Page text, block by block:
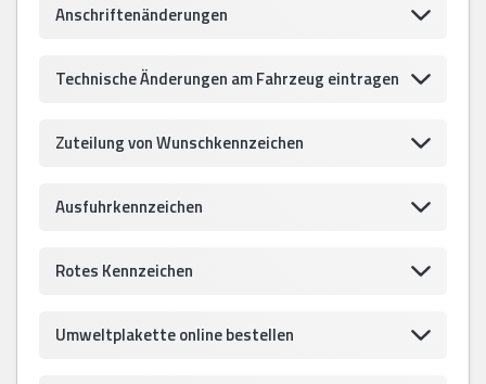
Anschriftenänderungen
Technische Änderungen am Fahrzeug eintragen
Zuteilung von Wunschkennzeichen
Ausfuhrkennzeichen
Rotes Kennzeichen
Umweltplakette online bestellen